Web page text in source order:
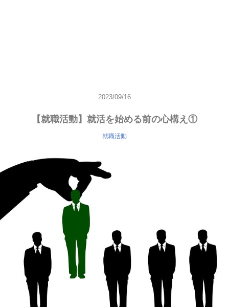
2023/09/16
【就職活動】就活を始める前の心構え①
就職活動